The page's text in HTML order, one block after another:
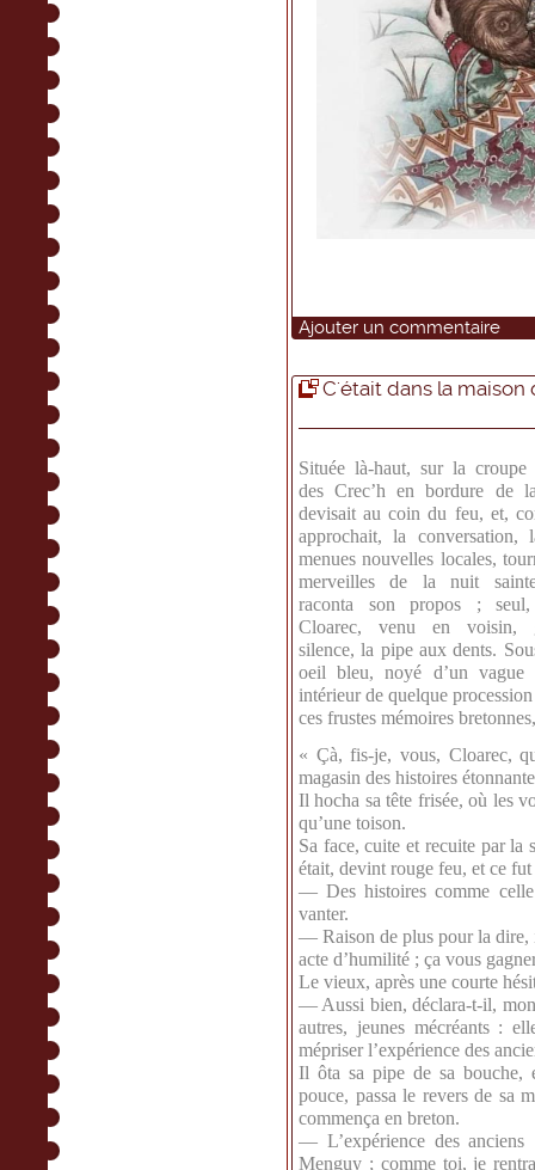
Ajouter un commentaire
C'était dans la maison
Située là-haut, sur la croupe
des Crec’h en bordure de
devisait au coin du feu, et,
approchait, la conversation,
menues nouvelles locales,
merveilles de la nuit
raconta son propos ;
Cloarec, venu en voisin,
silence, la pipe aux dents.
oeil bleu, noyé d’un vague
intérieur de quelque
ces frustes mémoires
« Çà, fis-je, vous, Cloarec,
magasin des histoires
Il hocha sa tête frisée, où les
qu’une toison.
Sa face, cuite et recuite par la
était, devint rouge feu, et ce
— Des histoires comme
vanter.
— Raison de plus pour la dire,
acte d’humilité ; ça vous
Le vieux, après une courte
— Aussi bien, déclara-t-il,
autres, jeunes mécréants :
mépriser l’expérience des
Il ôta sa pipe de sa bouche,
pouce, passa le revers de sa
commença en breton.
— L’expérience des
Menguy ; comme toi, je